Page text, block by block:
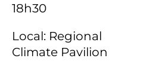
18h30
Local: Regional
Climate Pavilion